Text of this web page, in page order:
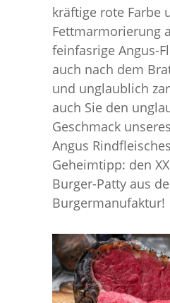
kräftige rote Farbe
Fettmarmorierung
feinfasrige Angus-
auch nach dem
und unglaublich
auch Sie den
Geschmack
Angus
Geheimtipp: den
Burger-Patty aus
Burgermanufaktur!